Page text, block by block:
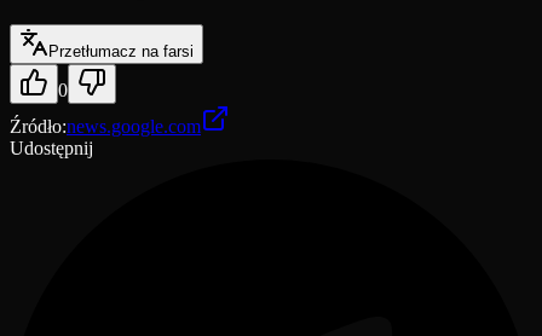
Przetłumacz na farsi
0
Źródło:news.google.com
Udostępnij